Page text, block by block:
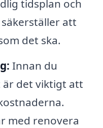
tidsplan och
att
det ska.
Innan du
det viktigt att
med renovera